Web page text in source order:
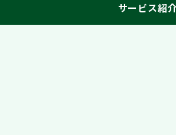
サービス紹